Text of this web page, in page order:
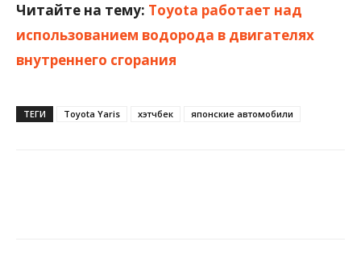
Читайте на тему: Toyota работает над
использованием водорода в двигателях
внутреннего сгорания
ТЕГИ Toyota Yaris хэтчбек японские автомобили